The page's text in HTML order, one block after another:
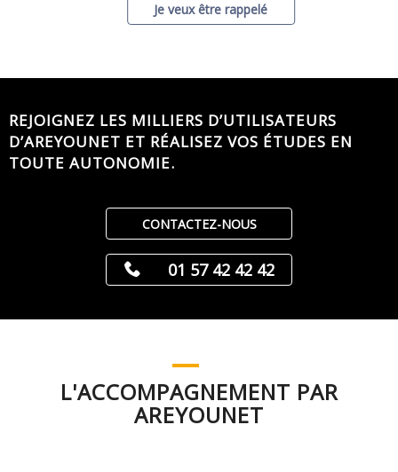
Je veux être rappelé
REJOIGNEZ LES MILLIERS D’UTILISATEURS
D’AREYOUNET ET RÉALISEZ VOS ÉTUDES EN
TOUTE AUTONOMIE.
CONTACTEZ-NOUS
01 57 42 42 42
L'ACCOMPAGNEMENT PAR
AREYOUNET